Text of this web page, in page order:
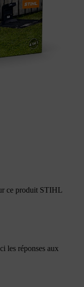
ce produit STIHL
les réponses aux